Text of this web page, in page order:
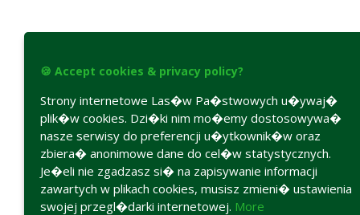
🍪 Accept cookies & privacy policy?
Strony internetowe Las�w Pa�stwowych u�ywaj�
plik�w cookies. Dzi�ki nim mo�emy dostosowywa�
nasze serwisy do preferencji u�ytkownik�w oraz
zbiera� anonimowe dane do cel�w statystycznych.
Je�eli nie zgadzasz si� na zapisywanie informacji
zawartych w plikach cookies, musisz zmieni� ustawienia
swojej przegl�darki internetowej. More